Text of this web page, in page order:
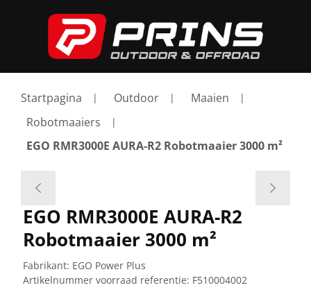
Startpagina Outdoor
Maaien
Robotmaaiers
EGO RMR3000E AURA-R2 Robotmaaier 3000 m²
EGO RMR3000E AURA-R2
Robotmaaier 3000 m²
Fabrikant: EGO Power Plus
Artikelnummer voorraad referentie: F510004002